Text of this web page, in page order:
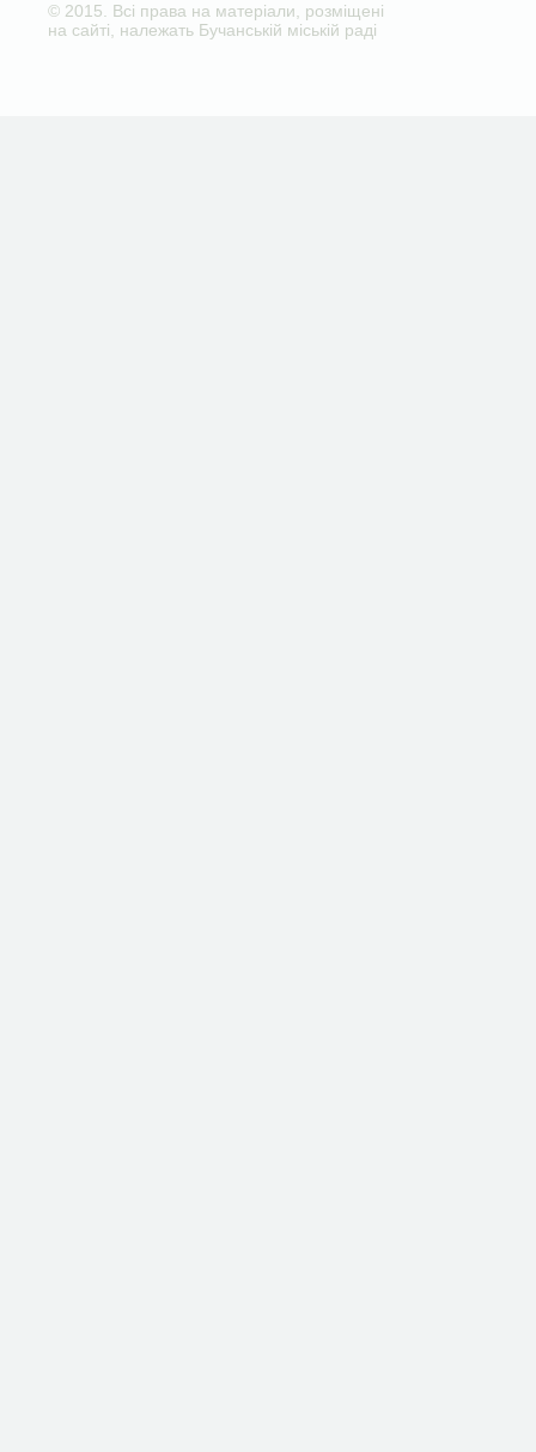
© 2015. Всі права на матеріали, розміщені
на сайті, належать Бучанській міській раді